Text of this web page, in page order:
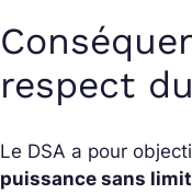
respect
Le DSA a pour
puissance sans